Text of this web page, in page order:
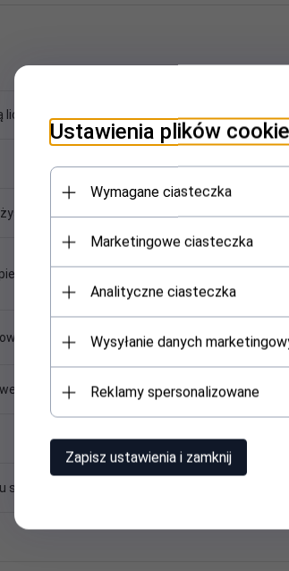
liczbą igiełek
mocującym
stronach z tworzywa sztucznego
Ustawienia plików
Wymagane ciasteczka
Marketingowe ciasteczka
Analityczne ciasteczka
Wysyłanie danych
Reklamy spersonalizowane
Zapisz ustawienia i zamknij